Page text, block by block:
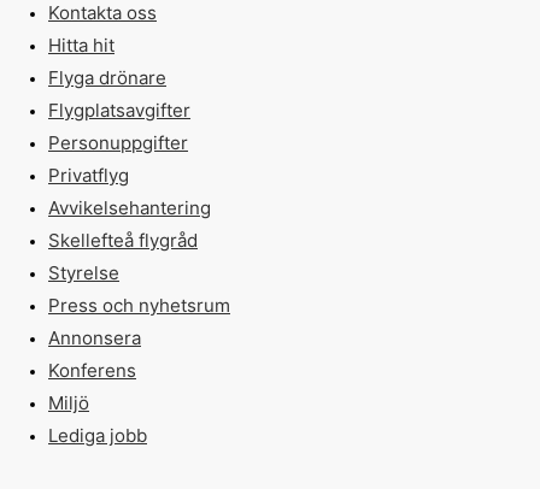
Kontakta oss
Hitta hit
Flyga drönare
Flygplatsavgifter
Personuppgifter
Privatflyg
Avvikelsehantering
Skellefteå flygråd
Styrelse
Press och nyhetsrum
Annonsera
Konferens
Miljö
Lediga jobb